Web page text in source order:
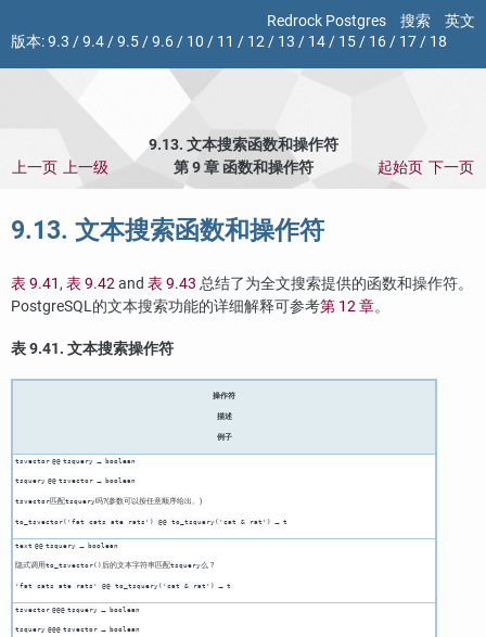
Redrock Postgres 搜索
英文
版本:9.3 /9.4/9.5/9.6/ 10 / 11 / 12/ 13 / 14/ 15/ 16/ 17/ 18
9.13. 文本搜索函数和操作符
上一页 上一级 第 9 章 函数和操作符 起始页 下一页
9.13. 文本搜索函数和操作符
表 9.41, 表 9.42and 表 9.43 总结了为全文搜索提供的函数和操作符。
PostgreSQL的文本搜索功能的详细解释可参考第 12 章。
表 9.41. 文本搜索操作符
操作符
描述
例子
tsvector @@ tsquery→ boolean
tsquery @@ tsvector→ boolean
tsvector匹配tsquery吗?(参数可以按任意顺序给出。)
to_tsvector('fat cats ate rats') @@ to_tsquery('cat & rat') → t
text @@ tsquery→ boolean
隐式调用to_tsvector() 后的文本字符串匹配tsquery么 ?
'fat cats ate rats' @@ to_tsquery('cat & rat') → t
tsvector @@@ tsquery→ boolean
tsquery @@@ tsvector→ boolean